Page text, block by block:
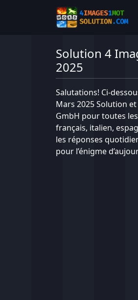
Solution 4
2025
Salutations! Ci-
Mars 2025 Solution
GmbH pour toutes
français, italien,
les réponses
pour l’énigme